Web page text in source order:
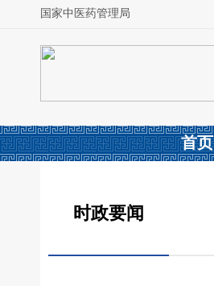
国家中医药管理局
首页
时政要闻